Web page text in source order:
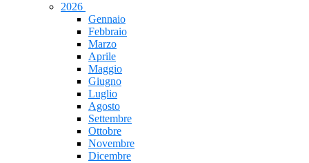
2026
Gennaio
Febbraio
Marzo
Aprile
Maggio
Giugno
Luglio
Agosto
Settembre
Ottobre
Novembre
Dicembre